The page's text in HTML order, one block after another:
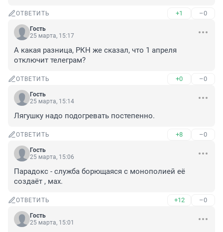
ОТВЕТИТЬ +1 –0
Гость
25 марта, 15:17
А какая разница, РКН же сказал, что 1 апреля
отключит телеграм?
ОТВЕТИТЬ +0 –0
Гость
25 марта, 15:14
Лягушку надо подогревать постепенно.
ОТВЕТИТЬ +8 –0
Гость
25 марта, 15:06
Парадокс - служба борющаяся с монополией её
создаёт , мах.
ОТВЕТИТЬ +12 –0
Гость
25 марта, 15:01